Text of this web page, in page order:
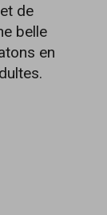
de
belle
en